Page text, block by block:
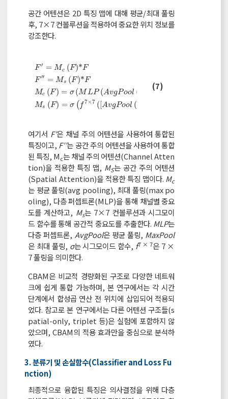
공간 어텐션은 2D 특징 맵에 대해 평균/최대 풀링
후, 7×7 컨볼루션을 적용하여 중요한 위치 정보를
강조한다.
F ′ = Mc (F)*F
F ′′ = Ms (F )*F
Mc ( F) = σ ( M LP ( AvgPool ( + M
Ms (F) = σ ( f7×7 ([AvgPool (
F′ = McF*F F′ = Ms F* F M F= M vgP
(7)
여기서 F′은 채널 주의 어텐션을 사용하여 통합된
특징이고, F′′는 공간 주의 어텐션을 사용하여 통합
된 특징, Mc는 채널 주의 어텐션(Channel Atten
tion)을 적용한 특징 맵, MS는 공간 주의 어텐션
(Spatial Attention)을 적용한 특징 맵이다. Mc
는 평균 풀링(avg pooling), 최대 풀링(max po
oling), 다층 퍼셉트론(MLP)을 통해 채널별 중요
도를 계산하고, Ms는 7×7 컨볼루션과 시그모이
드 함수를 통해 공간적 중요도를 추출한다. MLP는
다층 퍼셉트론, AvgPool은 평균 풀링, MaxPool
은 최대 풀링, σ는 시그모이드 함수, f7 × 7은 7 ×
7 풀링을 의미한다.
CBAM은 비교적 경량화된 구조로 다양한 네트워
크에 쉽게 통합 가능하며, 본 연구에서는 각 시간
단계에서 합성곱 연산 전 위치에 삽입되어 적용되
었다. 참고로 본 연구에서는 다른 어텐션 구조들(s
patial-only, triplet 등)은 실험에 포함하지 않
았으며, CBAM의 적용 효과만을 중심으로 분석하
였다.
3. 분류기 및 손실함수(Classifier and Loss Fu
nction)
최종적으로 융합된 특징은 의사결정을 위해 다층